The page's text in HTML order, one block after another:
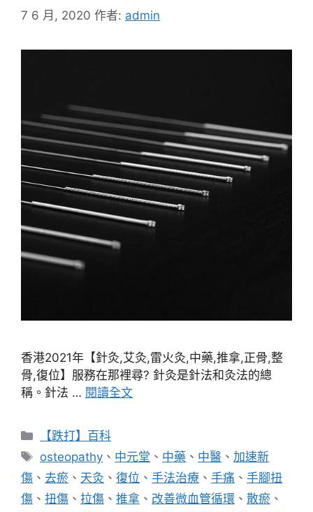
7 6 月, 2020 作者: admin
香港2021年【針灸,艾灸,雷火灸,中藥,推拿,正骨,整
骨,復位】服務在那裡尋? 針灸是針法和灸法的總
稱。針法 … 閱讀全文
分
類
【跌打】百科
標
籤
osteopathy 、 中元堂 、 中藥 、 中醫 、加速新
傷 、 去瘀 、 天灸 、 復位 、 手法治療 、 手痛 、 手腳扭
傷 、 扭傷 、 拉傷 、 推拿 、 改善微血管循環 、 散瘀 、